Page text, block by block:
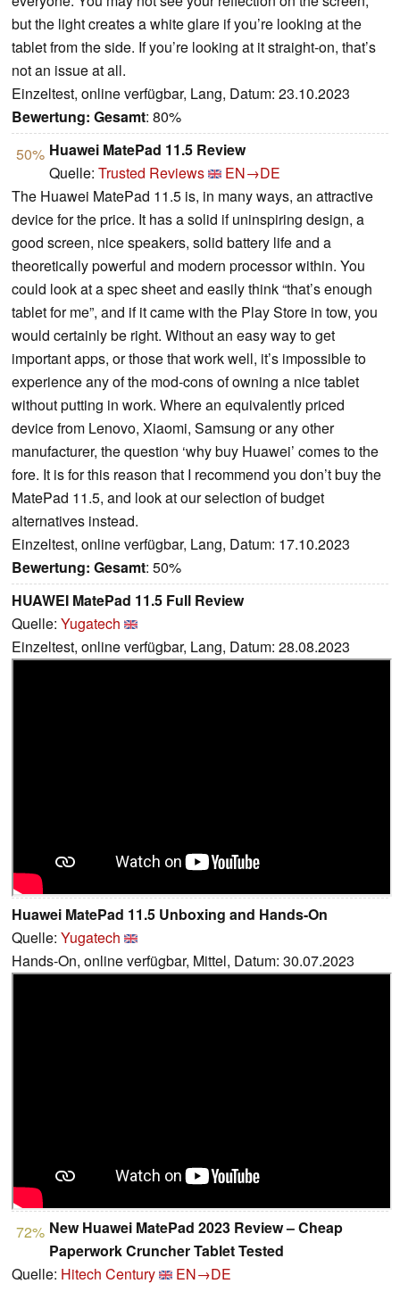
but the light creates a white glare if you’re looking at the
tablet from the side. If you’re looking at it straight-on, that’s
not an issue at all.
Einzeltest, online verfügbar, Lang, Datum: 23.10.2023
Bewertung: Gesamt: 80%
50% Huawei MatePad 11.5 Review
Quelle: Trusted Reviews
EN→DE
The Huawei MatePad 11.5 is, in many ways, an attractive
device for the price. It has a solid if uninspiring design, a
good screen, nice speakers, solid battery life and a
theoretically powerful and modern processor within. You
could look at a spec sheet and easily think “that’s enough
tablet for me”, and if it came with the Play Store in tow, you
would certainly be right. Without an easy way to get
important apps, or those that work well, it’s impossible to
experience any of the mod-cons of owning a nice tablet
without putting in work. Where an equivalently priced
device from Lenovo, Xiaomi, Samsung or any other
manufacturer, the question ‘why buy Huawei’ comes to the
fore. It is for this reason that I recommend you don’t buy the
MatePad 11.5, and look at our selection of budget
alternatives instead.
Einzeltest, online verfügbar, Lang, Datum: 17.10.2023
Bewertung: Gesamt: 50%
HUAWEI MatePad 11.5 Full Review
Quelle: Yugatech
Einzeltest, online verfügbar, Lang, Datum: 28.08.2023
Huawei MatePad 11.5 Unboxing and Hands-On
Quelle: Yugatech
Hands-On, online verfügbar, Mittel, Datum: 30.07.2023
72% New Huawei MatePad 2023 Review – Cheap
Paperwork Cruncher Tablet Tested
Quelle: Hitech Century
EN→DE